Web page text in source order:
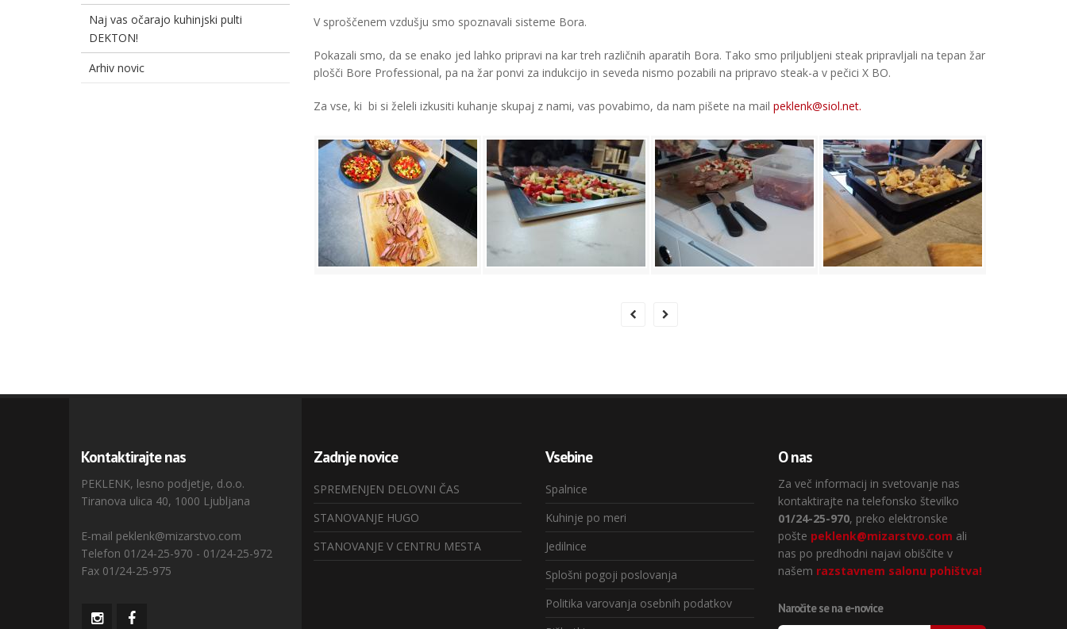
Naj vas očarajo kuhinjski pulti
DEKTON!
Arhiv novic
V sproščenem vzdušju smo spoznavali sisteme Bora.
Pokazali smo, da se enako jed lahko pripravi na kar treh različnih aparatih Bora. Tako smo priljubljeni steak pripravljali na tepan žar
plošči Bore Professional, pa na žar ponvi za indukcijo in seveda nismo pozabili na pripravo steak-a v pečici X BO.
Za vse, ki bi si želeli izkusiti kuhanje skupaj z nami, vas povabimo, da nam pišete na mail peklenk@siol.net.
Kontaktirajte nas
PEKLENK, lesno podjetje, d.o.o.
Tiranova ulica 40, 1000 Ljubljana
E-mail peklenk@mizarstvo.com
Telefon 01/24-25-970 - 01/24-25-972
Fax 01/24-25-975
Zadnjenovice
SPREMENJEN DELOVNI ČAS
STANOVANJE HUGO
STANOVANJE V CENTRU MESTA
Vsebine
Spalnice
Kuhinje po meri
Jedilnice
Splošni pogoji poslovanja
Politika varovanja osebnih podatkov
O nas
Za več informacij in svetovanje nas
kontaktirajte na telefonsko številko
01/24-25-970, preko elektronske
pošte peklenk@mizarstvo.com ali
nas po predhodni najavi obiščite v
našem razstavnem salonu pohištva!
Naročite se na e-novice